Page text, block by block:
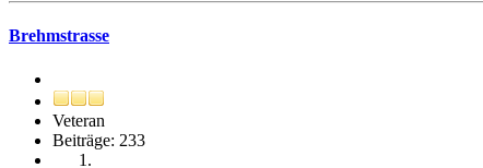
Brehmstrasse
Veteran
Beiträge: 233